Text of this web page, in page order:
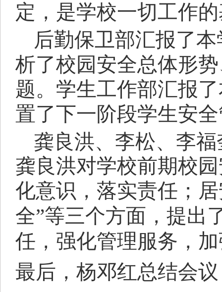
定，是学校一切工作
后勤保卫部汇报了
析了校园安全总体形
题。学生工作部汇报
置了下一阶段学生安
龚良洪、李松、李
龚良洪对学校前期校
化意识，落实责任；
全”等三个方面，提出
任，强化管理服务，
最后，杨邓红总结会